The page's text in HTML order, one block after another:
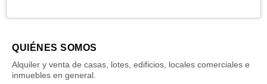
QUIÉNES SOMOS
Alquiler y venta de casas, lotes, edificios, locales comerciales e
inmuebles en general.